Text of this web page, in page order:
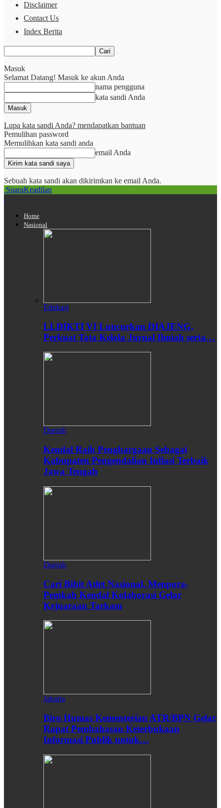
Disclaimer
Contact Us
Index Berita
Masuk
Selamat Datang! Masuk ke akun Anda
nama pengguna
kata sandi Anda
Lupa kata sandi Anda? mendapatkan bantuan
Pemulihan password
Memulihkan kata sandi anda
email Anda
Sebuah kata sandi akan dikirimkan ke email Anda.
SuaraKeadilan
Home
Nasional
Edukasi
LLDIKTI VI Luncurkan DIAJENG,
Perkuat Tata Kelola Jurnal Ilmiah serta…
Daerah
Kendal Raih Penghargaan Sebagai
Kabupaten Pengendalian Inflasi Terbaik
Jawa Tengah
Daerah
Cari Bibit Atlet Nasional, Menpora-
Pemkab Kendal Kolaborasi Gelar
Kejuaraan Tarkam
Jakarta
Biro Humas Kementerian ATR/BPN Gelar
Rapat Pembahasan Keterbukaan
Informasi Publik untuk…